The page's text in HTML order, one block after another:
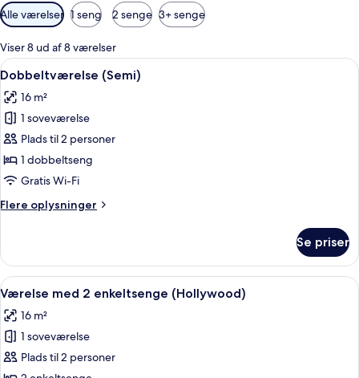
Tilgængelige
filtre
for
værelser
Alle værelser 1 seng 2 senge 3+ senge
Viser 8 ud af 8 værelser
Indlæs
alle
billeder
af
Dobbeltværelse
(Semi)
Et hotelværelse med en trævæg, en
5
Dobbeltværelse (Semi)
16 m²
1 soveværelse
Plads til 2 personer
1 dobbeltseng
Gratis Wi-Fi
Flere oplysninger
Flere
(Semi)
Se priser
Indlæs
alle
billeder
af
Værelse
Et hotelværelse med en stor seng,
4
Værelse med 2 enkeltsenge (Hollywood)
16 m²
1 soveværelse
Plads til 2 personer